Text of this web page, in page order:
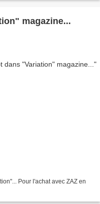
magazine...
Pour l'achat avec ZAZ en